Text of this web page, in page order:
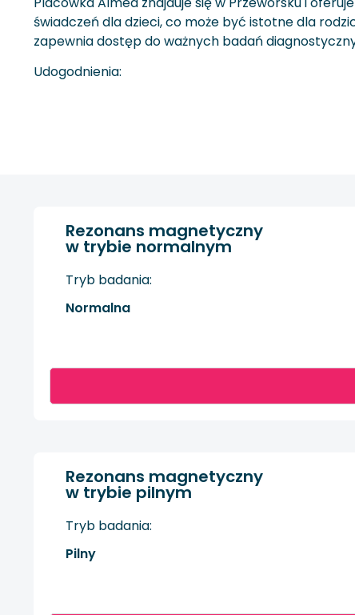
świadczeń dla dzieci, co może być istotne dla
zapewnia dostęp do ważnych badań
Udogodnienia:
Rezonans magnetyczny
w trybie normalnym
Tryb badania:
Normalna
Rezonans magnetyczny
w trybie pilnym
Tryb badania:
Pilny